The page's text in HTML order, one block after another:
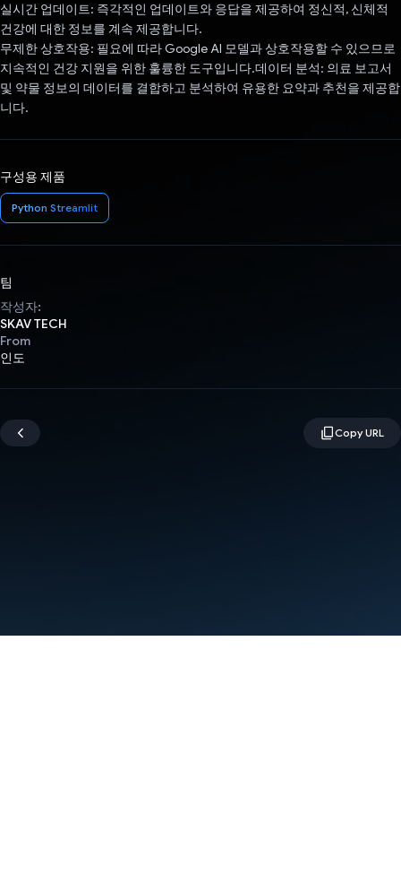
실시간 업데이트: 즉각적인 업데이트와 응답을 제공하여 정신적, 신체적
건강에 대한 정보를 계속 제공합니다.
무제한 상호작용: 필요에 따라 Google AI 모델과 상호작용할 수 있으므로
지속적인 건강 지원을 위한 훌륭한 도구입니다.데이터 분석: 의료 보고서
및 약물 정보의 데이터를 결합하고 분석하여 유용한 요약과 추천을 제공합
니다.
구성용 제품
Python Streamlit
팀
작성자:
SKAV TECH
From
인도